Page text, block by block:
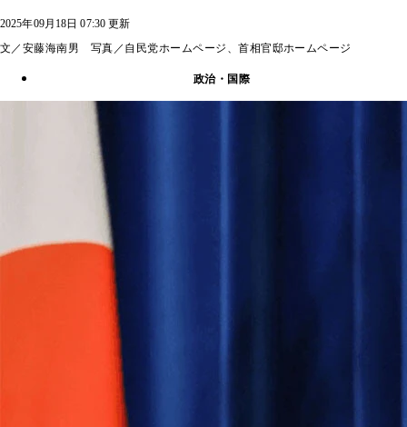
2025年09月18日 07:30 更新
文／安藤海南男 写真／自民党ホームページ、首相官邸ホームページ
政治・国際